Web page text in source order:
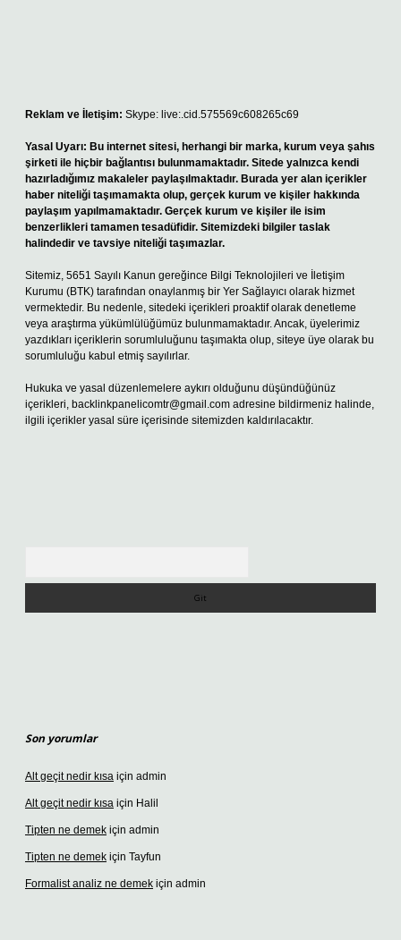
Reklam ve İletişim: Skype: live:.cid.575569c608265c69
Yasal Uyarı: Bu internet sitesi, herhangi bir marka, kurum veya şahıs
şirketi ile hiçbir bağlantısı bulunmamaktadır. Sitede yalnızca kendi
hazırladığımız makaleler paylaşılmaktadır. Burada yer alan içerikler
haber niteliği taşımamakta olup, gerçek kurum ve kişiler hakkında
paylaşım yapılmamaktadır. Gerçek kurum ve kişiler ile isim
benzerlikleri tamamen tesadüfidir. Sitemizdeki bilgiler taslak
halindedir ve tavsiye niteliği taşımazlar.
Sitemiz, 5651 Sayılı Kanun gereğince Bilgi Teknolojileri ve İletişim
Kurumu (BTK) tarafından onaylanmış bir Yer Sağlayıcı olarak hizmet
vermektedir. Bu nedenle, sitedeki içerikleri proaktif olarak denetleme
veya araştırma yükümlülüğümüz bulunmamaktadır. Ancak, üyelerimiz
yazdıkları içeriklerin sorumluluğunu taşımakta olup, siteye üye olarak bu
sorumluluğu kabul etmiş sayılırlar.
Hukuka ve yasal düzenlemelere aykırı olduğunu düşündüğünüz
içerikleri, backlinkpanelicomtr@gmail.com adresine bildirmeniz halinde,
ilgili içerikler yasal süre içerisinde sitemizden kaldırılacaktır.
Son yorumlar
Alt geçit nedir kısa için admin
Alt geçit nedir kısa için Halil
Tipten ne demek için admin
Tipten ne demek için Tayfun
Formalist analiz ne demek için admin